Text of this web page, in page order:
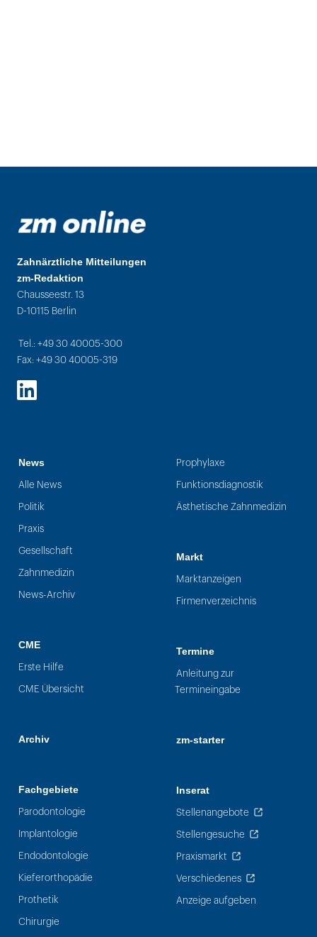
Zahnärztliche Mitteilungen
zm-Redaktion
Chausseestr. 13
D-10115 Berlin
Tel.: +49 30 40005-300
Fax: +49 30 40005-319
LinkedIn
News
Alle News
Politik
Praxis
Gesellschaft
Zahnmedizin
News-Archiv
CME
Erste Hilfe
CME Übersicht
Archiv
Fachgebiete
Parodontologie
Implantologie
Endodontologie
Kieferorthopädie
Prothetik
Chirurgie
Prophylaxe
Funktionsdiagnostik
Ästhetische Zahnmedizin
Markt
Marktanzeigen
Firmenverzeichnis
Termine
Anleitung zur
Termineingabe
zm-starter
Inserat
Stellenangebote
Stellengesuche
Praxismarkt
Verschiedenes
Anzeige aufgeben